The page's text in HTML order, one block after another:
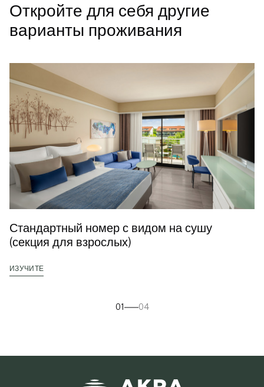
Откройте для себя другие
варианты проживания
Стандартный номер с видом на сушу
(секция для взрослых)
ИЗУЧИТЕ
01 04